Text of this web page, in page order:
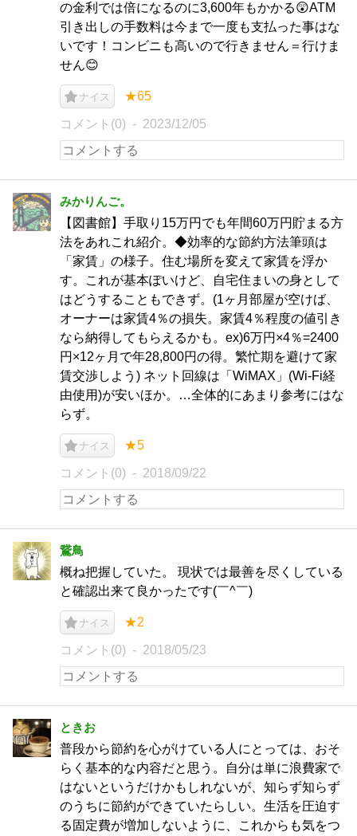
の金利では倍になるのに3,600年もかかる😲ATM
引き出しの手数料は今まで一度も支払った事はな
いです！コンビニも高いので行きません＝行けま
せん😊
ナイス ★65
コメント(0) 2023/12/05
みかりんご。
【図書館】手取り15万円でも年間60万円貯まる方
法をあれこれ紹介。◆効率的な節約方法筆頭は
「家賃」の様子。住む場所を変えて家賃を浮か
す。これが基本ぽいけど、自宅住まいの身として
はどうすることもできず。(1ヶ月部屋が空けば、
オーナーは家賃4％の損失。家賃4％程度の値引き
なら納得してもらえるかも。ex)6万円×4％=2400
円×12ヶ月で年28,800円の得。繁忙期を避けて家
賃交渉しよう) ネット回線は「WiMAX」(Wi-Fi経
由使用)が安いほか。…全体的にあまり参考にはな
らず。
ナイス ★5
コメント(0) 2018/09/22
鵞鳥
概ね把握していた。 現状では最善を尽くしている
と確認出来て良かったです(￣^￣)ゞ
ナイス ★2
コメント(0) 2018/05/23
ときお
普段から節約を心がけている人にとっては、おそ
らく基本的な内容だと思う。自分は単に浪費家で
はないというだけかもしれないが、知らず知らず
のうちに節約ができていたらしい。生活を圧迫す
る固定費が増加しないように、これからも気をつ